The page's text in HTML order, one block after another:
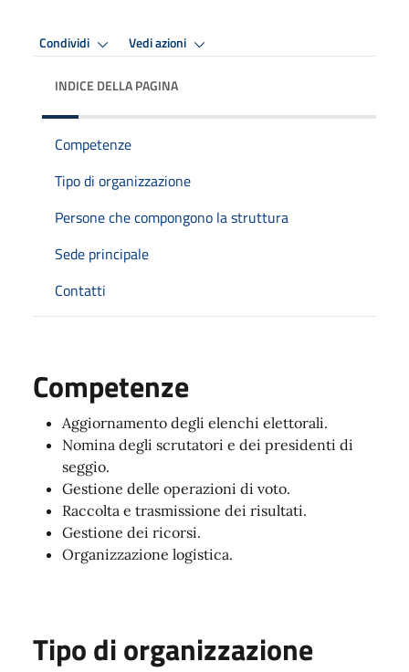
Condividi Vedi azioni
INDICE DELLA PAGINA
Competenze
Tipo di organizzazione
Persone che compongono la struttura
Sede principale
Contatti
Competenze
Aggiornamento degli elenchi elettorali.
Nomina degli scrutatori e dei presidenti di
seggio.
Gestione delle operazioni di voto.
Raccolta e trasmissione dei risultati.
Gestione dei ricorsi.
Organizzazione logistica.
Tipo di organizzazione